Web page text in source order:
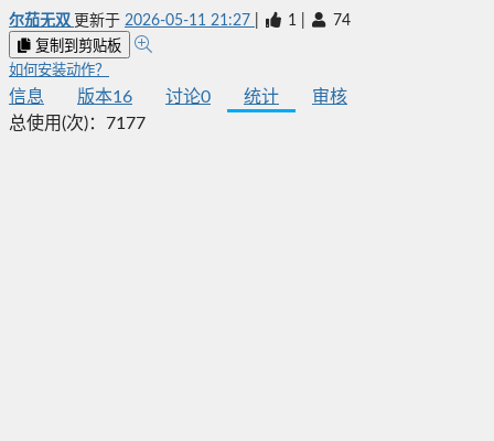
尔茄无双 更新于 2026-05-11 21:27 1 74
复制到剪贴板
如何安装动作？
信息 版本16 讨论0 统计
审核
总使用(次)： 7177